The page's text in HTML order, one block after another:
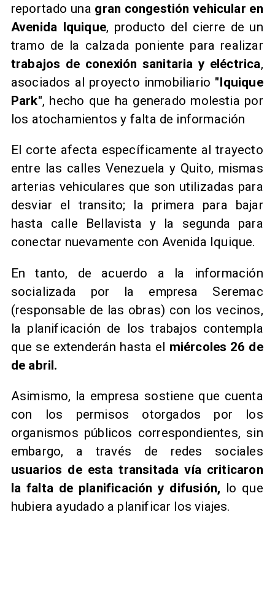
reportado una gran congestión vehicular en
Avenida Iquique, producto del cierre de un
tramo de la calzada poniente para realizar
trabajos de conexión sanitaria y eléctrica,
asociados al proyecto inmobiliario "Iquique
Park", hecho que ha generado molestia por
los atochamientos y falta de información
El corte afecta específicamente al trayecto
entre las calles Venezuela y Quito, mismas
arterias vehiculares que son utilizadas para
desviar el transito; la primera para bajar
hasta calle Bellavista y la segunda para
conectar nuevamente con Avenida Iquique.
En tanto, de acuerdo a la información
socializada por la empresa Seremac
(responsable de las obras) con los vecinos,
la planificación de los trabajos contempla
que se extenderán hasta el miércoles 26 de
de abril.
Asimismo, la empresa sostiene que cuenta
con los permisos otorgados por los
organismos públicos correspondientes, sin
embargo, a través de redes sociales
usuarios de esta transitada vía criticaron
la falta de planificación y difusión, lo que
hubiera ayudado a planificar los viajes.